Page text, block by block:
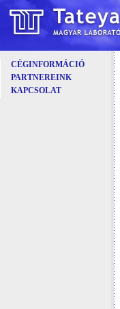
CÉGINFORMÁCIÓ
PARTNEREINK
KAPCSOLAT